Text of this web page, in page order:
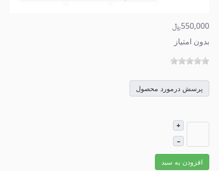
550,000﷼
بدون امتیاز
پرسش درمورد محصول
+
–
افزودن به سبد